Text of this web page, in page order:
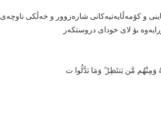
و كۆمەڵایەتیەكانی شارەزوور و خەڵكی ناوچەی
بۆ لای خودای دروستكەر
مَّن يَنتَظِرُ ۖ وَمَا بَدَّلُوا ت